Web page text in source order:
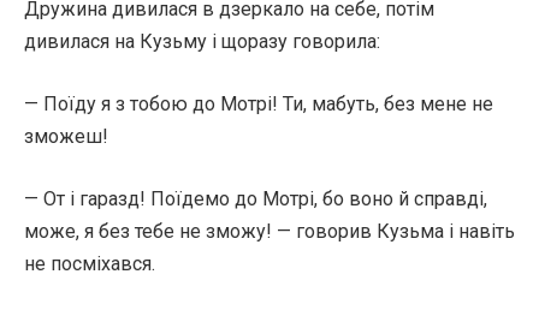
Дружина дивилася в дзеркало на себе, потім
дивилася на Кузьму і щоразу говорила:
— Поїду я з тобою до Мотрі! Ти, мабуть, без мене не
зможеш!
— От і гаразд! Поїдемо до Мотрі, бо воно й справді,
може, я без тебе не зможу! — говорив Кузьма і навіть
не посміхався.